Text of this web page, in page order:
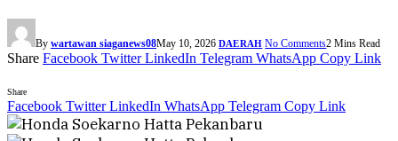
By wartawan siaganews08May 10, 2026 DAERAH No Comments2 Mins Read
Share Facebook Twitter LinkedIn Telegram WhatsApp Copy Link
Share
Facebook Twitter LinkedIn WhatsApp Telegram Copy Link